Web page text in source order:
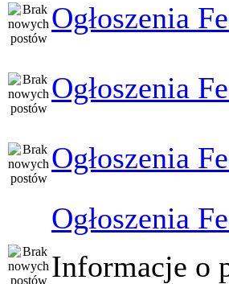
Ogłoszenia
Ogłoszenia
Ogłoszenia
Ogłoszenia
Informacje o